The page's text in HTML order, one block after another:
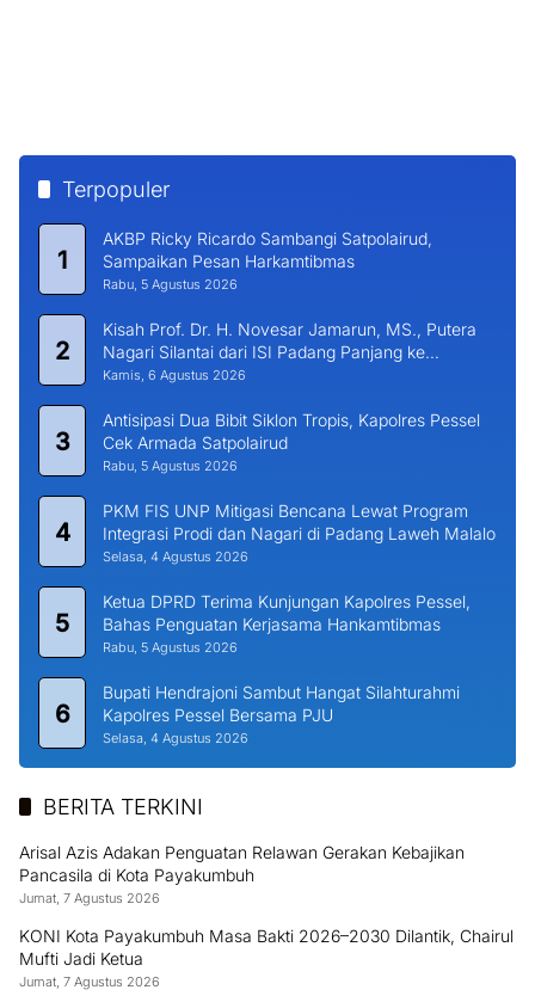
Terpopuler
1
AKBP Ricky Ricardo Sambangi Satpolairud,
Sampaikan Pesan Harkamtibmas
Rabu, 5 Agustus 2026
2
Kisah Prof. Dr. H. Novesar Jamarun, MS., Putera
Nagari Silantai dari ISI Padang Panjang ke
Universitas Dharma Andalas
Kamis, 6 Agustus 2026
3
Antisipasi Dua Bibit Siklon Tropis, Kapolres Pessel
Cek Armada Satpolairud
Rabu, 5 Agustus 2026
4
PKM FIS UNP Mitigasi Bencana Lewat Program
Integrasi Prodi dan Nagari di Padang Laweh Malalo
Selasa, 4 Agustus 2026
5
Ketua DPRD Terima Kunjungan Kapolres Pessel,
Bahas Penguatan Kerjasama Hankamtibmas
Rabu, 5 Agustus 2026
6
Bupati Hendrajoni Sambut Hangat Silahturahmi
Kapolres Pessel Bersama PJU
Selasa, 4 Agustus 2026
BERITA TERKINI
Arisal Azis Adakan Penguatan Relawan Gerakan Kebajikan
Pancasila di Kota Payakumbuh
Jumat, 7 Agustus 2026
KONI Kota Payakumbuh Masa Bakti 2026–2030 Dilantik, Chairul
Mufti Jadi Ketua
Jumat, 7 Agustus 2026